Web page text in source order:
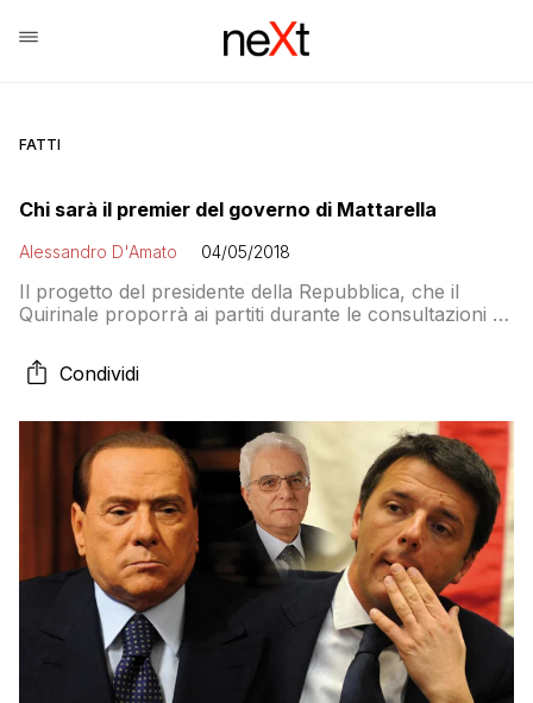
FATTI
Chi sarà il premier del governo di Mattarella
Alessandro D'Amato 04/05/2018
Il progetto del presidente della Repubblica, che il
Quirinale proporrà ai partiti durante le consultazioni di
guardano soprattutto a economisti che dovrebbero
“rassicurare i mercati”. Ma chi voterà la fiducia?
Condividi